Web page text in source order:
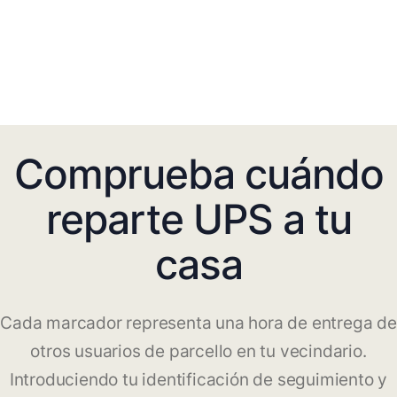
Comprueba cuándo
reparte UPS a tu
casa
Cada marcador representa una hora de entrega de
otros usuarios de parcello en tu vecindario.
Introduciendo tu identificación de seguimiento y